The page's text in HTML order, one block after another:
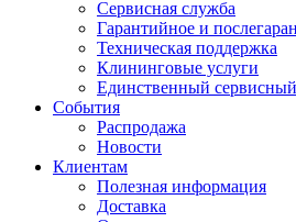
Сервисная служба
Гарантийное и
Техническая поддержка
Клининговые услуги
Единственный
События
Распродажа
Новости
Клиентам
Полезная информация
Доставка